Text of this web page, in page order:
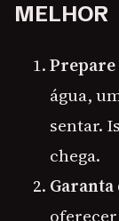
MELHOR
água,
sentar.
chega.
Garanta